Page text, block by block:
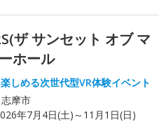
ザ サンセット オブ マ
ホール
しめる次世代型VR体験イベント
摩市
年7月4日(土)～11月1日(日)